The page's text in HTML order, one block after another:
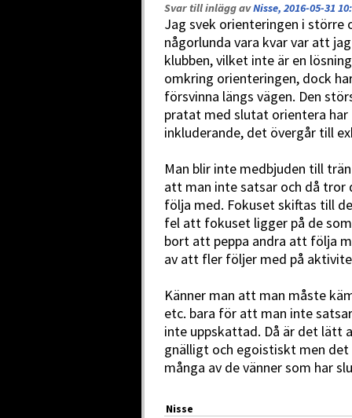
Svar till inlägg avNisse, 2016-05-31
Jag svek orienteringen i
någorlunda vara kvar var att
klubben, vilket inte är en
omkring orienteringen, dock
försvinna längs vägen. Den
pratat med slutat orientera
inkluderande, det övergår till
Man blir inte medbjuden till
att man inte satsar och då
följa med. Fokuset skiftas till
fel att fokuset ligger på de
bort att peppa andra att följa
av att fler följer med på
Känner man att man måste
etc. bara för att man inte
inte uppskattad. Då är det lätt
gnälligt och egoistiskt men
många av de vänner som har
Nisse